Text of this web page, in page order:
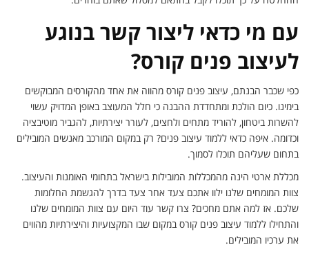
עם מי כדאי ליצור קשר בנוגע
לעיצוב פנים קורס?
כפי שכבר הבנתם, עיצוב פנים קורס מהווה את אחד מהקורסים המבוקשים
בימינו. כיום הולכת ומתחדדת ההבנה כי חלל המעוצב באופן המדויק עשוי
להשרות ביטחון, להוריד מתחים ולחצים, לעורר יצירתיות, להגביר מוטיבציה
וכדומה. איפה כדאי ללמוד עיצוב פנים? רק במקום המורכב מאנשים המובילים
בתחום שעליהם תוכלו לסמוך.
מכללת ארטי הינה מהמכללות המובילות בישראל בתחומי האומנות והעיצוב.
צוות המומחים שלנו ילוו אתכם צעד אחר צעד בדרך להגשמת החלומות
שלכם. אז למה אתם מחכים? צרו קשר עוד היום עם צוות המומחים שלנו
והתחילו ללמוד עיצוב פנים קורס במקום שבו המקצועיות והיצירתיות מהווים
את ערכיו המובילים.